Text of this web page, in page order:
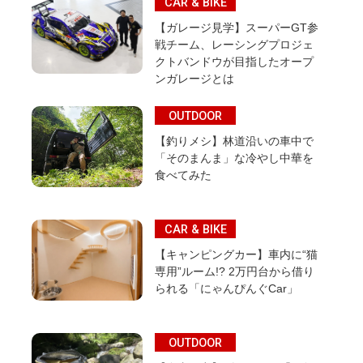
【ガレージ見学】スーパーGT参
戦チーム、レーシングプロジェ
クトバンドウが目指したオープ
ンガレージとは
OUTDOOR
【釣りメシ】林道沿いの車中で
「そのまんま」な冷やし中華を
食べてみた
CAR & BIKE
【キャンピングカー】車内に“猫
専用”ルーム!? 2万円台から借り
られる「にゃんぴんぐCar」
OUTDOOR